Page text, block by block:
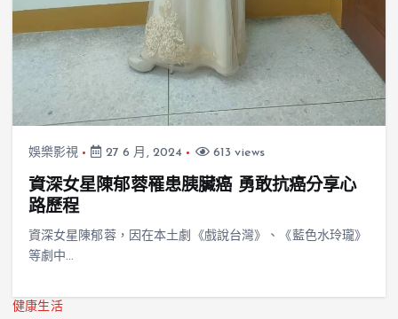
娛樂影視 27 6 月, 2024 613 views
資深女星陳郁蓉罹患胰臟癌 勇敢抗癌分享心
路歷程
資深女星陳郁蓉，因在本土劇《戲說台灣》、《藍色水玲瓏》
等劇中…
健康生活